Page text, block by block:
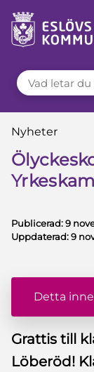
till innehåll
VAD LETAR DU
Du är här:
Nyheter
Publicerad:9
Uppdaterad:9
Detta
Grattis till
Löberöd!